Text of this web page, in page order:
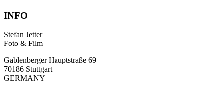
INFO
Stefan Jetter
Foto & Film
Gablenberger Hauptstraße 69
70186 Stuttgart
GERMANY